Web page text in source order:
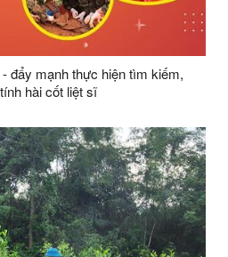
đẩy mạnh thực hiện tìm kiếm,
hài cốt liệt sĩ